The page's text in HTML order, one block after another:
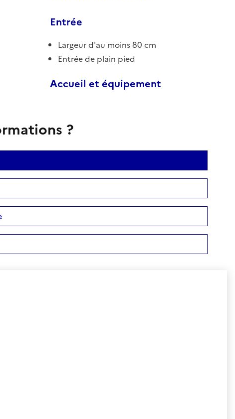
Entrée
Largeur d'au moins 80 cm
Entrée de plain pied
Accueil et équipement
?